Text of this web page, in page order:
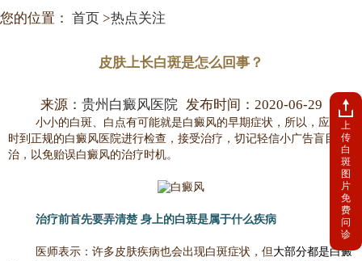
您的位置： 首页 >热点关注
皮肤上长白斑是怎么回事？
来源： 贵州白癜风医院 发布时间：2020-06-29
小小的白斑、白点有可能就是白癜风的早期症状，所以，应该及
时到正规的白癜风医院进行检查，接受治疗，切记轻信小广告盲目自
治，以免贻误白癜风的治疗时机。
治疗前首先要弄清楚 身上的白斑是属于什么疾病
医师表示：许多皮肤疾病也会出现白斑症状，但大部分都是白癜
上
传
白
斑
图
片
免
费
问
诊